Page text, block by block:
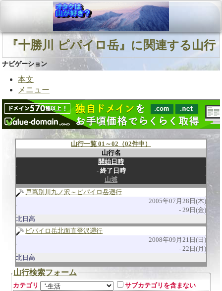
『十勝川 ピパイロ岳』に関連する山行
ナビゲーション
本文
メニュー
山行一覧 01～02（02件中）
山行名
開始日時
終了日時
山域
戸蔦別川九ノ沢～ピパイロ岳遡行
2005年07月28日(木)
29日(金)
北日高
ピパイロ岳北面直登沢遡行
2008年09月21日(日)
22日(月)
北日高
山行検索フォーム
カテゴリ
サブカテゴリを含まない